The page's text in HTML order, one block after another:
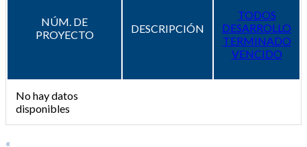
NÚM. DE
PROYECTO
DESCRIPCIÓN
TODOS
DESARROLLO
TERMINADO
VENCIDO
No hay datos
disponibles
«